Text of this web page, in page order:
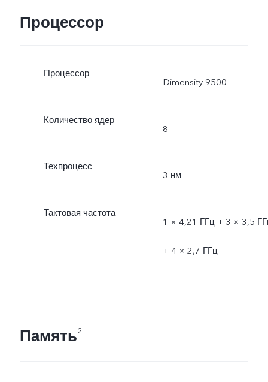
Процессор
Процессор
Dimensity 9500
Количество ядер
8
Техпроцесс
3 нм
Тактовая частота
1 × 4,21 ГГц + 3 × 3,5
+ 4 × 2,7 ГГц
Память2